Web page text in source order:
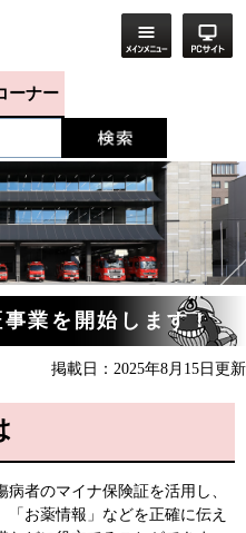
ーナー
事業を開始します！
掲載日：2025年8月15日更新
者のマイナ保険証を活用し、
お薬情報」などを正確に伝え